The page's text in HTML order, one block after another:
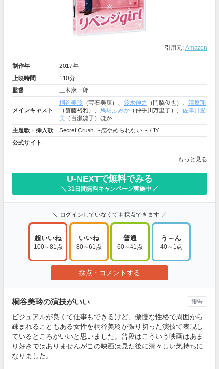
引用元: Amazon
制作年
2017年
上映時間
110分
監督
三木康一郎
メインキャスト
桐谷美玲 （宝石美輝）、 鈴木伸之 （門脇俊也）、 清原翔
（斎藤裕雅）、 馬場ふみか （仲手川万里子）、 佐津川愛
美 （百瀬凛子）ほか
主題歌・挿入歌
Secret Crush 〜恋やめられない〜 / JY
公式サイト
-
もっと見る
U-NEXTで無料でみる
＼ 31日間無料キャンペーン実施中 ／
＼ ログインしていなくても採点できます ／
超いいね
100～81点
いいね
80～61点
普通
60～41点
う～ん
40～1点
採点・コメントする
桐谷美玲の演技がいい
ビジュアルが良くて仕事もできるけど、傲慢な性格で周囲から
疎まれることもある女性を桐谷美玲が張り切った演技で表現し
ているところがいいと思いました。普段はこういう映画はあま
り好きではありませんがこの映画は見た後に清々しい気持ちに
なりました。
報告